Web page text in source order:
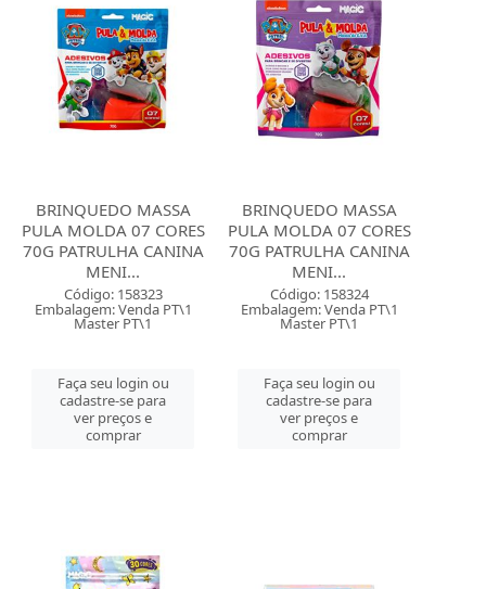
BRINQUEDO MASSA
PULA MOLDA 07 CORES
70G PATRULHA CANINA
MENI...
Código: 158323
Embalagem: Venda PT\1
Master PT\1
Faça seu login ou
cadastre-se para
ver preços e
comprar
BRINQUEDO MASSA
PULA MOLDA 07 CORES
70G PATRULHA CANINA
MENI...
Código: 158324
Embalagem: Venda PT\1
Master PT\1
Faça seu login ou
cadastre-se para
ver preços e
comprar